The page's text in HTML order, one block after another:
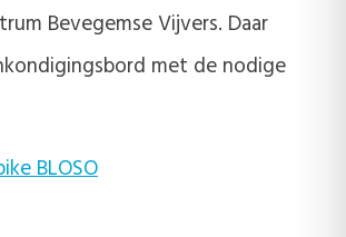
Bevegemse Vijvers. Daar
met de nodige